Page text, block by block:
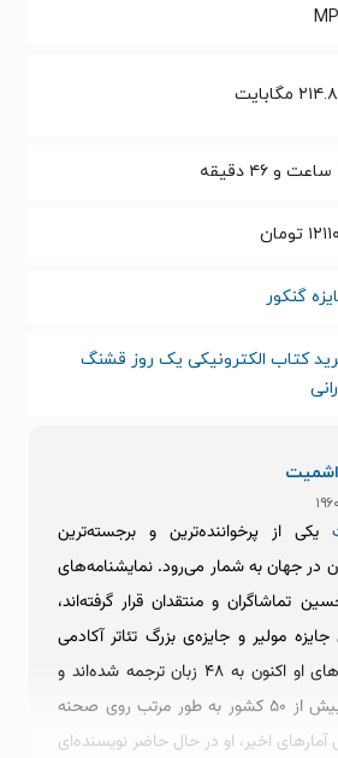
مگابایت
تومان
گنکور
کتاب الکترونیکی یک روز قشنگ
اشمیت
یکی از پرخواننده‌ترین و برجسته‌ترین
در جهان به شمار می‌رود. نمایشنامه‌های
تماشاگران و منتقدان قرار گرفته‌اند،
مولیر و جایزه‌ی بزرگ تئاتر آکادمی
فرانسه شده‌اند. کتاب‌های او اکنون به ۴۸ زبان ترجمه شده‌اند و
نمایشنامه‌های او در بیش از ۵۰ کشور به طور مرتب روی صحنه
اخیر، او در حال حاضر نویسنده‌ای